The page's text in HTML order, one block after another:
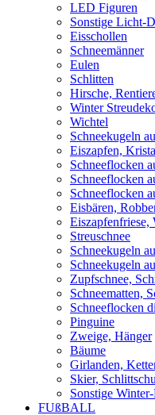
LED Figuren
Sonstige Licht-
Eisschollen
Schneemänner
Eulen
Schlitten
Hirsche,
Winter
Wichtel
Schneekugeln
Eiszapfen,
Schneeflocken
Schneeflocken
Schneeflocken
Eisbären,
Eiszapfenfriese,
Streuschnee
Schneekugeln
Schneekugeln
Zupfschnee,
Schneematten,
Schneeflocken
Pinguine
Zweige, Hänger
Bäume
Girlanden,
Skier,
Sonstige
FUßBALL